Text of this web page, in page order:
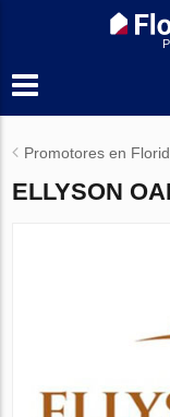
Promotores en
ELLYSON